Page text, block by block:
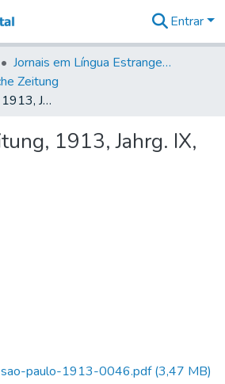
&
Coleções
Tudo na
Biblioteca
Estatísticas
Entrar
Jornais em Língua Estrangeira
Zeitung
Deutsche Zeitung, 1913, Jahrg. IX, nr. 046
1913, Jahrg. IX,
paulo-1913-0046.pdf(3,47 MB)